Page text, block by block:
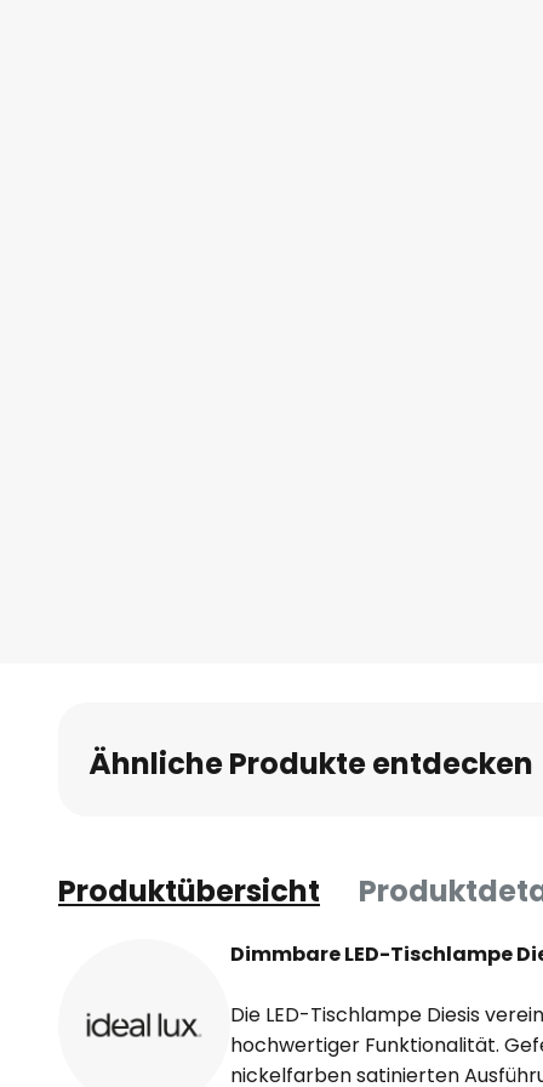
Ähnliche Produkte entdecken
Produktübersicht
Dimmbare LED-Tischlampe
Die LED-Tischlampe Diesis
hochwertiger Funktionalität.
nickelfarben satinierten